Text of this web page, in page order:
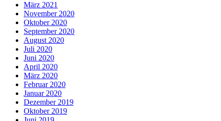
März 2021
November 2020
Oktober 2020
September 2020
August 2020
Juli 2020
Juni 2020
April 2020
März 2020
Februar 2020
Januar 2020
Dezember 2019
Oktober 2019